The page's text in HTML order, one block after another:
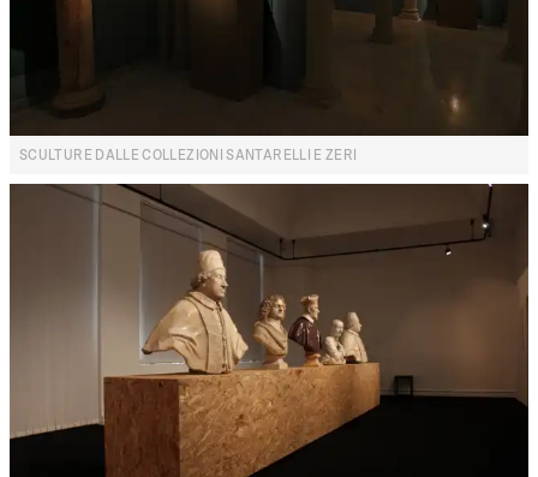
SCULTURE DALLE COLLEZIONI SANTARELLI E ZERI